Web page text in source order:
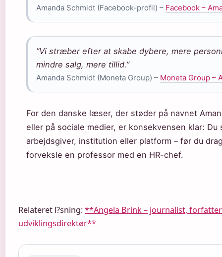
Amanda Schmidt (Facebook-profil) – Facebook –
”Vi stræber efter at skabe dybere, mere
mindre salg, mere tillid.”
Amanda Schmidt (Moneta Group) – Moneta Group –
For den danske læser, der støder på navnet
eller på sociale medier, er konsekvensen klar:
arbejdsgiver, institution eller platform – før du
forveksle en professor med en HR-chef.
Relateret l?sning:**Angela Brink – journalist,
udviklingsdirektør**